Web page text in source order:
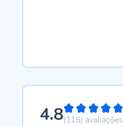
4.896%
(115) avaliações